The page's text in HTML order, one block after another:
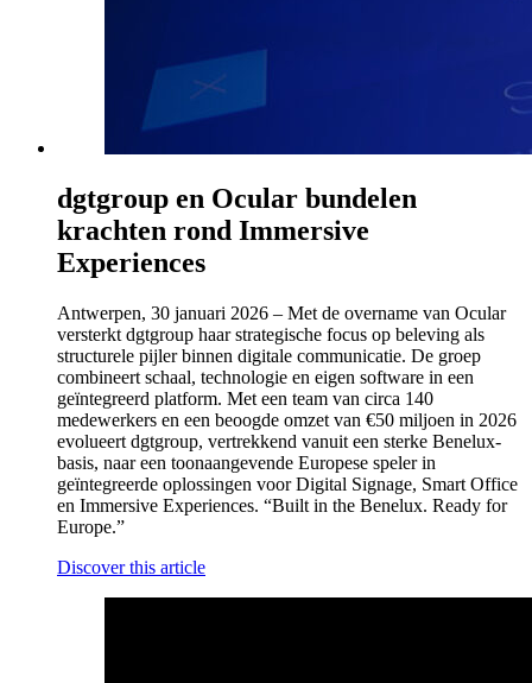
dgtgroup en Ocular bundelen
krachten rond Immersive
Experiences
Antwerpen, 30 januari 2026 – Met de overname van Ocular
versterkt dgtgroup haar strategische focus op beleving als
structurele pijler binnen digitale communicatie. De groep
combineert schaal, technologie en eigen software in een
geïntegreerd platform. Met een team van circa 140
medewerkers en een beoogde omzet van €50 miljoen in 2026
evolueert dgtgroup, vertrekkend vanuit een sterke Benelux-
basis, naar een toonaangevende Europese speler in
geïntegreerde oplossingen voor Digital Signage, Smart Office
en Immersive Experiences. “Built in the Benelux. Ready for
Europe.”
Discover this article